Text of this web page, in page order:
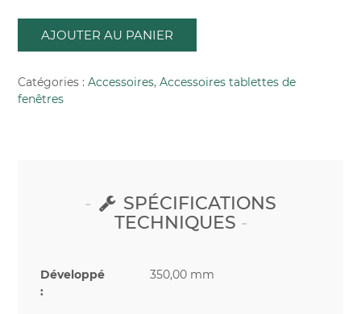
AJOUTER AU PANIER
Catégories : Accessoires, Accessoires tablettes de
fenêtres
SPÉCIFICATIONS
TECHNIQUES
Développé
:
350,00 mm